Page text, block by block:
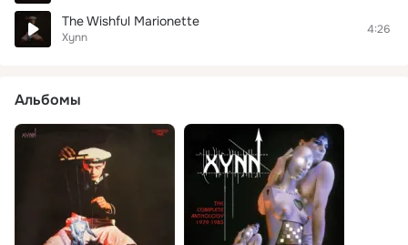
The Wishful Marionette
Xynn
4:26
Альбомы